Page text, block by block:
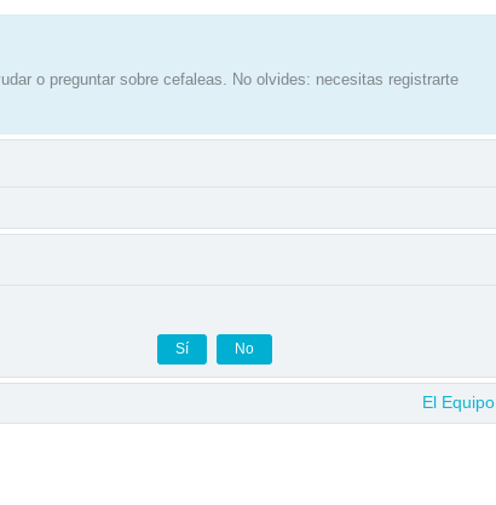
o preguntar sobre cefaleas. No olvides: necesitas registrarte
El Equipo